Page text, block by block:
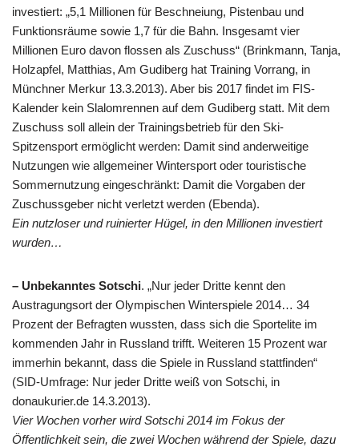
investiert: „5,1 Millionen für Beschneiung, Pistenbau und
Funktionsräume sowie 1,7 für die Bahn. Insgesamt vier
Millionen Euro davon flossen als Zuschuss“ (Brinkmann, Tanja,
Holzapfel, Matthias, Am Gudiberg hat Training Vorrang, in
Münchner Merkur 13.3.2013). Aber bis 2017 findet im FIS-
Kalender kein Slalomrennen auf dem Gudiberg statt. Mit dem
Zuschuss soll allein der Trainingsbetrieb für den Ski-
Spitzensport ermöglicht werden: Damit sind anderweitige
Nutzungen wie allgemeiner Wintersport oder touristische
Sommernutzung eingeschränkt: Damit die Vorgaben der
Zuschussgeber nicht verletzt werden (Ebenda).
Ein nutzloser und ruinierter Hügel, in den Millionen investiert
wurden…
– Unbekanntes Sotschi. „Nur jeder Dritte kennt den
Austragungsort der Olympischen Winterspiele 2014… 34
Prozent der Befragten wussten, dass sich die Sportelite im
kommenden Jahr in Russland trifft. Weiteren 15 Prozent war
immerhin bekannt, dass die Spiele in Russland stattfinden“
(SID-Umfrage: Nur jeder Dritte weiß von Sotschi, in
donaukurier.de 14.3.2013).
Vier Wochen vorher wird Sotschi 2014 im Fokus der
Öffentlichkeit sein, die zwei Wochen während der Spiele, dazu